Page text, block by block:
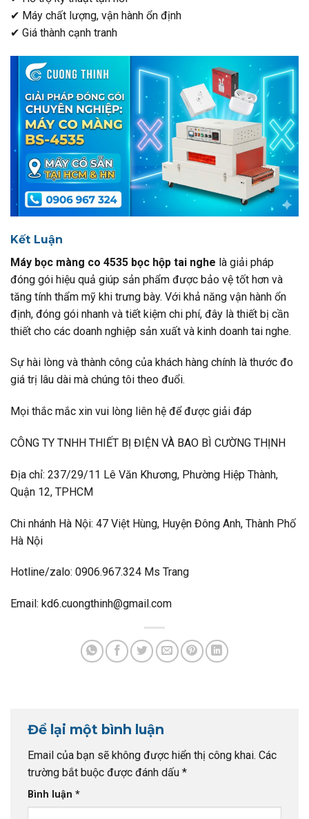
✔ Máy chất lượng, vận hành ổn định
✔ Giá thành cạnh tranh
Kết Luận
Máy bọc màng co 4535 bọc hộp tai nghe là giải pháp
đóng gói hiệu quả giúp sản phẩm được bảo vệ tốt hơn và
tăng tính thẩm mỹ khi trưng bày. Với khả năng vận hành ổn
định, đóng gói nhanh và tiết kiệm chi phí, đây là thiết bị cần
thiết cho các doanh nghiệp sản xuất và kinh doanh tai nghe.
Sự hài lòng và thành công của khách hàng chính là thước đo
giá trị lâu dài mà chúng tôi theo đuổi.
Mọi thắc mắc xin vui lòng liên hệ để được giải đáp
CÔNG TY TNHH THIẾT BỊ ĐIỆN VÀ BAO BÌ CƯỜNG THỊNH
Địa chỉ: 237/29/11 Lê Văn Khương, Phường Hiệp Thành,
Quận 12, TPHCM
Chi nhánh Hà Nội: 47 Việt Hùng, Huyện Đông Anh, Thành Phố
Hà Nội
Hotline/zalo: 0906.967.324 Ms Trang
Email: kd6.cuongthinh@gmail.com
Để lại một bình luận
Email của bạn sẽ không được hiển thị công khai. Các
trường bắt buộc được đánh dấu *
Bình luận *